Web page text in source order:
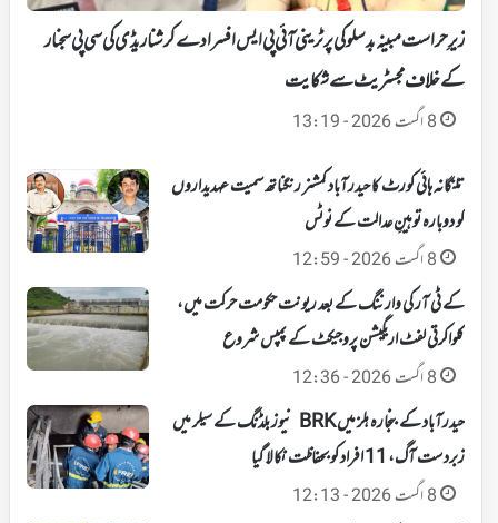
زیرِ حراست مبینہ بدسلوکی پر ٹرینی آئی پی ایس افسر ادے کرشنا ریڈی کی سی پی سجنار
کے خلاف مجسٹریٹ سے شکایت
8 اگست 2026 - 13:19
تلنگانہ ہائی کورٹ کا حیدرآباد کمشنر رنگناتھ سمیت عہدیداروں
کو دوبارہ توہینِ عدالت کے نوٹس
8 اگست 2026 - 12:59
کے ٹی آر کی وارننگ کے بعد ریونت حکومت حرکت میں،
کلواکرتی لفٹ اریگیشن پروجیکٹ کے پمپس شروع
8 اگست 2026 - 12:36
حیدرآباد کے بنجارہ ہلز میں BRK نیوز بلڈنگ کے سیلر میں
زبردست آگ، 11 افراد کو بحفاظت نکالا گیا
8 اگست 2026 - 12:13